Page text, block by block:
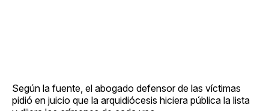
Según la fuente, el abogado defensor de las víctimas
pidió en juicio que la arquidiócesis hiciera pública la lista